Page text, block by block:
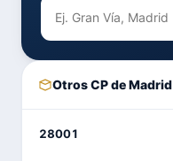
Otros CP de Madrid
28001